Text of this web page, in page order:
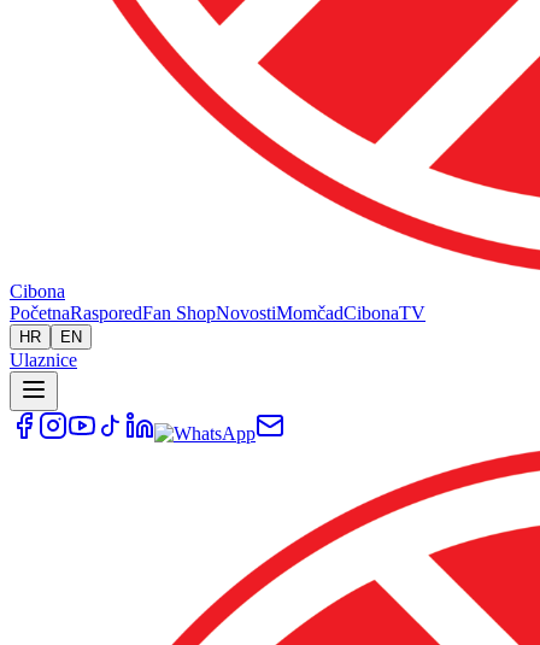
Cibona
PočetnaRasporedFan ShopNovostiMomčadCibonaTV
HR EN
Ulaznice